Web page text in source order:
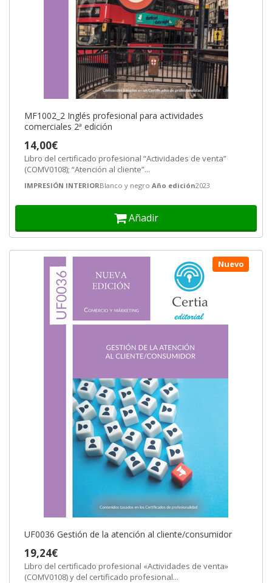
MF1002_2 Inglés profesional para actividades
comerciales 2ª edición
14,00€
Libro del certificado profesional “Actividades de venta”
(COMV0108); “Atención al cliente”...
IMPRESIÓN INTERIORBlanco y negro Año edición2023
Añadir
UF0036 Gestión de la atención al cliente/consumidor
Nuevo
19,24€
Libro del certificado profesional «Actividades de venta»
(COMV0108) y del certificado profesional...